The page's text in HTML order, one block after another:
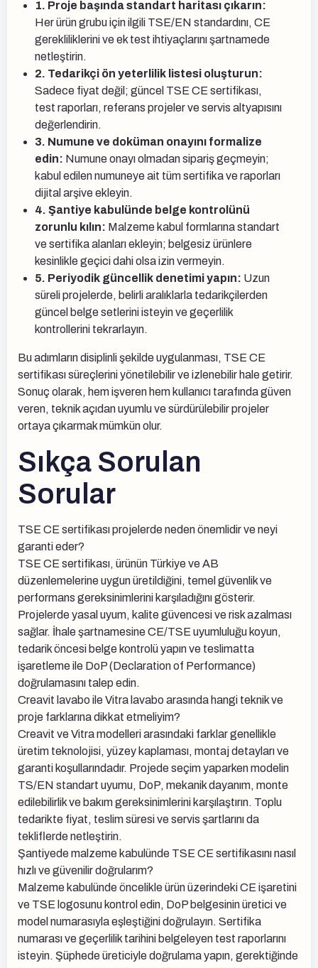
1. Proje başında standart haritası çıkarın:
Her ürün grubu için ilgili TSE/EN standardını, CE
gerekliliklerini ve ek test ihtiyaçlarını şartnamede
netleştirin.
2. Tedarikçi ön yeterlilik listesi oluşturun:
Sadece fiyat değil; güncel TSE CE sertifikası,
test raporları, referans projeler ve servis altyapısını
değerlendirin.
3. Numune ve doküman onayını formalize
edin: Numune onayı olmadan sipariş geçmeyin;
kabul edilen numuneye ait tüm sertifika ve raporları
dijital arşive ekleyin.
4. Şantiye kabulünde belge kontrolünü
zorunlu kılın: Malzeme kabul formlarına standart
ve sertifika alanları ekleyin; belgesiz ürünlere
kesinlikle geçici dahi olsa izin vermeyin.
5. Periyodik güncellik denetimi yapın: Uzun
süreli projelerde, belirli aralıklarla tedarikçilerden
güncel belge setlerini isteyin ve geçerlilik
kontrollerini tekrarlayın.
Bu adımların disiplinli şekilde uygulanması, TSE CE
sertifikası süreçlerini yönetilebilir ve izlenebilir hale getirir.
Sonuç olarak, hem işveren hem kullanıcı tarafında güven
veren, teknik açıdan uyumlu ve sürdürülebilir projeler
ortaya çıkarmak mümkün olur.
Sıkça Sorulan
Sorular
TSE CE sertifikası projelerde neden önemlidir ve neyi
garanti eder?
TSE CE sertifikası, ürünün Türkiye ve AB
düzenlemelerine uygun üretildiğini, temel güvenlik ve
performans gereksinimlerini karşıladığını gösterir.
Projelerde yasal uyum, kalite güvencesi ve risk azalması
sağlar. İhale şartnamesine CE/TSE uyumluluğu koyun,
tedarik öncesi belge kontrolü yapın ve teslimatta
işaretleme ile DoP (Declaration of Performance)
doğrulamasını talep edin.
Creavit lavabo ile Vitra lavabo arasında hangi teknik ve
proje farklarına dikkat etmeliyim?
Creavit ve Vitra modelleri arasındaki farklar genellikle
üretim teknolojisi, yüzey kaplaması, montaj detayları ve
garanti koşullarındadır. Projede seçim yaparken modelin
TS/EN standart uyumu, DoP, mekanik dayanım, monte
edilebilirlik ve bakım gereksinimlerini karşılaştırın. Toplu
tedarikte fiyat, teslim süresi ve servis şartlarını da
tekliflerde netleştirin.
Şantiyede malzeme kabulünde TSE CE sertifikasını nasıl
hızlı ve güvenilir doğrularım?
Malzeme kabulünde öncelikle ürün üzerindeki CE işaretini
ve TSE logosunu kontrol edin, DoP belgesinin üretici ve
model numarasıyla eşleştiğini doğrulayın. Sertifika
numarası ve geçerlilik tarihini belgeleyen test raporlarını
isteyin. Şüphede üreticiyle doğrulama yapın, gerektiğinde